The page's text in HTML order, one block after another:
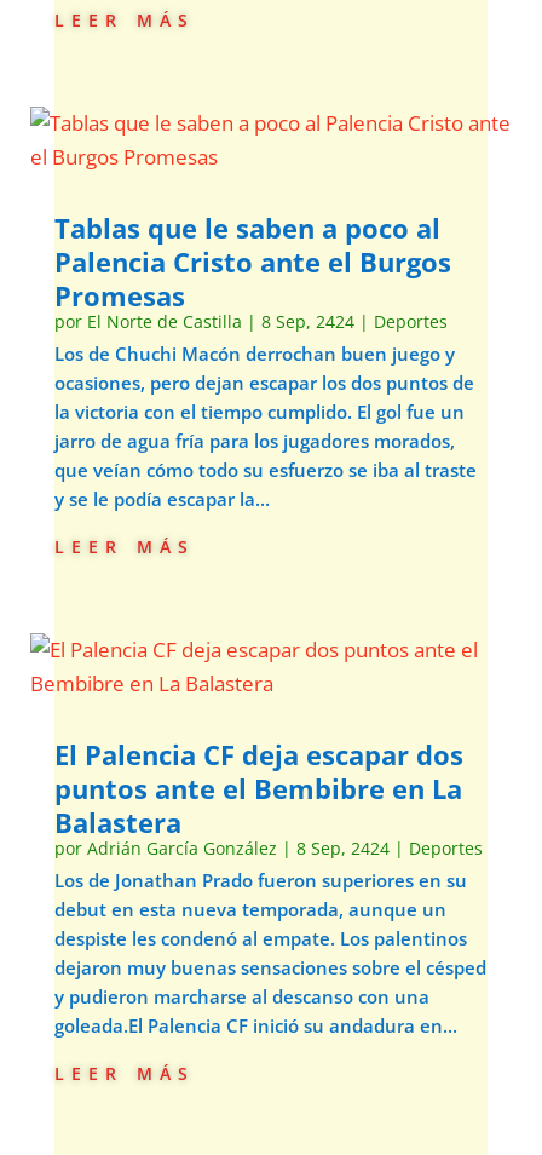
leer más
Tablas que le saben a poco al
Palencia Cristo ante el Burgos
Promesas
por El Norte de Castilla | 8 Sep, 2424| Deportes
Los de Chuchi Macón derrochan buen juego y
ocasiones, pero dejan escapar los dos puntos de
la victoria con el tiempo cumplido. El gol fue un
jarro de agua fría para los jugadores morados,
que veían cómo todo su esfuerzo se iba al traste
y se le podía escapar la...
leer más
El Palencia CF deja escapar dos
puntos ante el Bembibre en La
Balastera
por Adrián García González | 8 Sep, 2424| Deportes
Los de Jonathan Prado fueron superiores en su
debut en esta nueva temporada, aunque un
despiste les condenó al empate. Los palentinos
dejaron muy buenas sensaciones sobre el césped
y pudieron marcharse al descanso con una
goleada.El Palencia CF inició su andadura en...
leer más